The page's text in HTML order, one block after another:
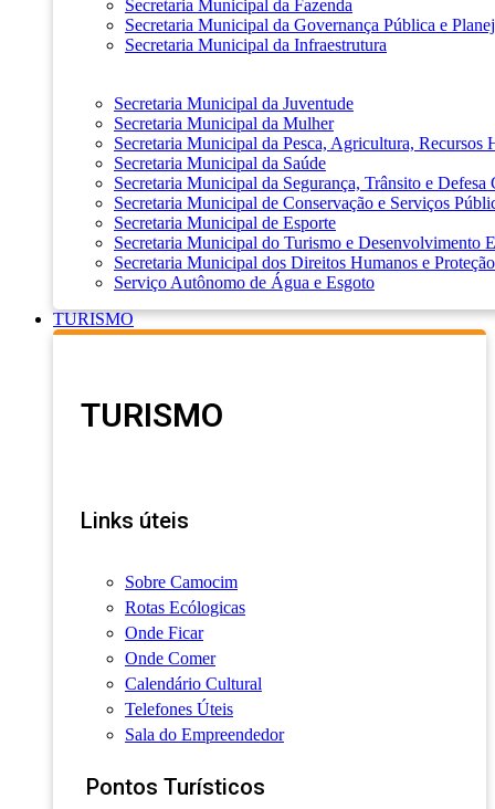
Secretaria Municipal da Fazenda
Secretaria Municipal da Governança Pública e
Secretaria Municipal da Infraestrutura
Secretaria Municipal da Juventude
Secretaria Municipal da Mulher
Secretaria Municipal da Pesca, Agricultura, Recursos
Secretaria Municipal da Saúde
Secretaria Municipal da Segurança, Trânsito e Defesa
Secretaria Municipal de Conservação e Serviços
Secretaria Municipal de Esporte
Secretaria Municipal do Turismo e Desenvolvimento
Secretaria Municipal dos Direitos Humanos e
Serviço Autônomo de Água e Esgoto
TURISMO
TURISMO
Links úteis
Sobre Camocim
Rotas Ecólogicas
Onde Ficar
Onde Comer
Calendário Cultural
Telefones Úteis
Sala do Empreendedor
Pontos Turísticos